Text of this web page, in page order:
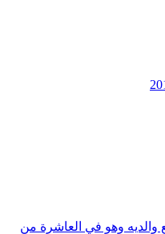
وهو في العاشرة من